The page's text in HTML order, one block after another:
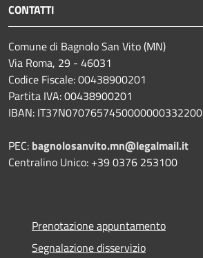
CONTATTI
Comune di Bagnolo San Vito (MN)
Via Roma, 29 - 46031
Codice Fiscale: 00438900201
Partita IVA: 00438900201
IBAN: IT37N0707657450000000332200
PEC: bagnolosanvito.mn@legalmail.it
Centralino Unico: +39 0376 253100
Prenotazione appuntamento
Segnalazione disservizio